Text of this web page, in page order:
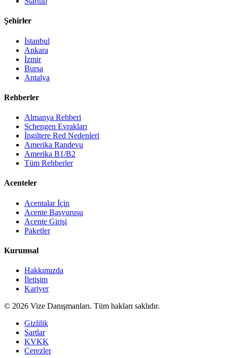
Şehirler
İstanbul
Ankara
İzmir
Bursa
Antalya
Rehberler
Almanya Rehberi
Schengen Evrakları
İngiltere Red Nedenleri
Amerika Randevu
Amerika B1/B2
Tüm Rehberler
Acenteler
Acentalar İçin
Acente Başvurusu
Acente Girişi
Paketler
Kurumsal
Hakkımızda
İletişim
Kariyer
© 2026 Vize Danışmanları. Tüm hakları saklıdır.
Gizlilik
Şartlar
KVKK
Çerezler